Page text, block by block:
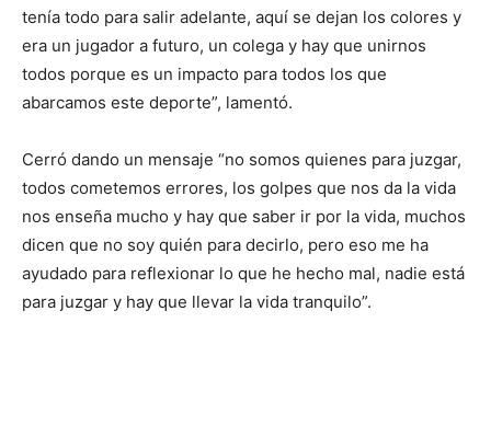
tenía todo para salir adelante, aquí se dejan los colores y
era un jugador a futuro, un colega y hay que unirnos
todos porque es un impacto para todos los que
abarcamos este deporte”, lamentó.
Cerró dando un mensaje “no somos quienes para juzgar,
todos cometemos errores, los golpes que nos da la vida
nos enseña mucho y hay que saber ir por la vida, muchos
dicen que no soy quién para decirlo, pero eso me ha
ayudado para reflexionar lo que he hecho mal, nadie está
para juzgar y hay que llevar la vida tranquilo”.